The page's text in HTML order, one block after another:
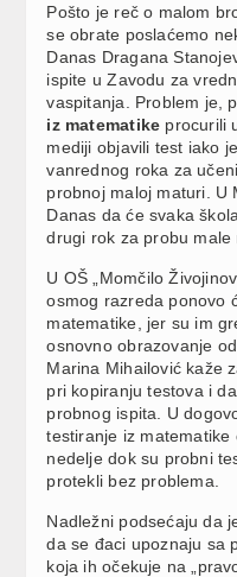
Pošto je reč o malom
se obrate poslaćemo
Danas Dragana
ispite u Zavodu za
vaspitanja. Problem je,
iz matematike procurili
mediji objavili test iako
vanrednog roka za
probnoj maloj maturi. U
Danas da će svaka
drugi rok za probu male
U OŠ „Momčilo
osmog razreda ponovo
matematike, jer su im
osnovno obrazovanje
Marina Mihailović kaže
pri kopiranju testova i
probnog ispita. U
testiranje iz
nedelje dok su probni
protekli bez problema.
Nadležni podsećaju da
da se đaci upoznaju sa
koja ih očekuje na